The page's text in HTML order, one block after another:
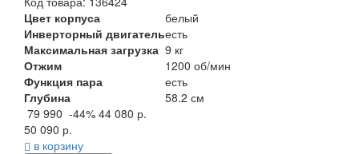
Цвет корпуса
белый
Инверторный двигательесть
Максимальная загрузка 9 кг
Отжим
1200 об/мин
Функция пара
есть
Глубина
58.2 см
79 990 -44% 44 080 р.
50 090 р.
в корзину